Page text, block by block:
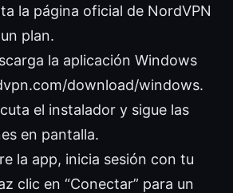
la página oficial de NordVPN
plan.
la aplicación Windows
download/windows.
el instalador y sigue las
en pantalla.
la app, inicia sesión con tu
clic en “Conectar” para un